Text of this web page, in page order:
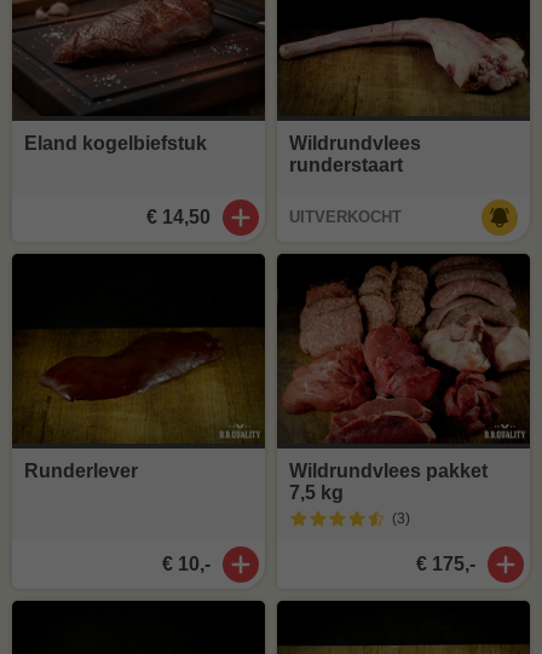
Eland kogelbiefstuk
€ 14,50
Wildrundvlees
runderstaart
UITVERKOCHT
Runderlever
€ 10,-
Wildrundvlees pakket
7,5 kg
(3)
€ 175,-